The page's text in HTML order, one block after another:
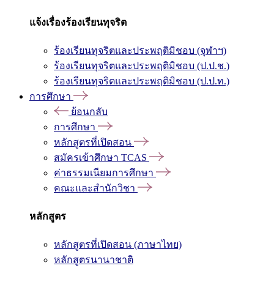
แจ้งเรื่องร้องเรียนทุจริต
ร้องเรียนทุจริตและประพฤติมิชอบ (จุฬาฯ)
ร้องเรียนทุจริตและประพฤติมิชอบ (ป.ป.ช.)
ร้องเรียนทุจริตและประพฤติมิชอบ (ป.ป.ท.)
การศึกษา
ย้อนกลับ
การศึกษา
หลักสูตรที่เปิดสอน
สมัครเข้าศึกษา TCAS
ค่าธรรมเนียมการศึกษา
คณะและสำนักวิชา
หลักสูตร
หลักสูตรที่เปิดสอน (ภาษาไทย)
หลักสูตรนานาชาติ